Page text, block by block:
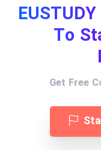
To
Get Free